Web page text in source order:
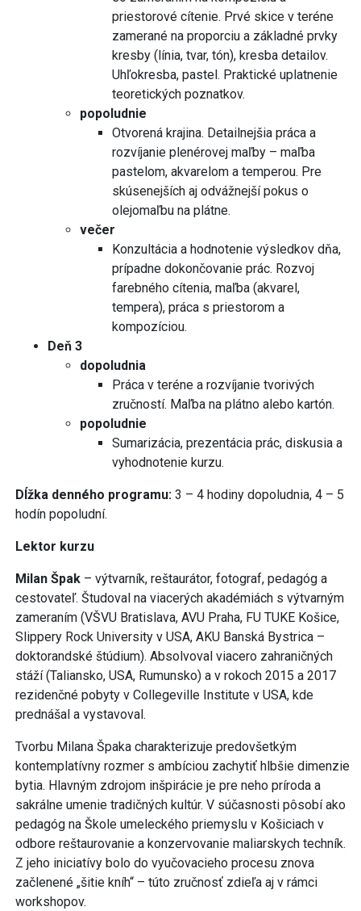
priestorové cítenie. Prvé skice v teréne
zamerané na proporciu a základné prvky
kresby (línia, tvar, tón), kresba detailov.
Uhľokresba, pastel. Praktické uplatnenie
teoretických poznatkov.
popoludnie
Otvorená krajina. Detailnejšia práca a
rozvíjanie plenérovej maľby – maľba
pastelom, akvarelom a temperou. Pre
skúsenejších aj odvážnejší pokus o
olejomaľbu na plátne.
večer
Konzultácia a hodnotenie výsledkov dňa,
prípadne dokončovanie prác. Rozvoj
farebného cítenia, maľba (akvarel,
tempera), práca s priestorom a
kompozíciou.
Deň 3
dopoludnia
Práca v teréne a rozvíjanie tvorivých
zručností. Maľba na plátno alebo kartón.
popoludnie
Sumarizácia, prezentácia prác, diskusia a
vyhodnotenie kurzu.
Dĺžka denného programu: 3 – 4 hodiny dopoludnia, 4 – 5
hodín popoludní.
Lektor kurzu
Milan Špak – výtvarník, reštaurátor, fotograf, pedagóg a
cestovateľ. Študoval na viacerých akadémiách s výtvarným
zameraním (VŠVU Bratislava, AVU Praha, FU TUKE Košice,
Slippery Rock University v USA, AKU Banská Bystrica –
doktorandské štúdium). Absolvoval viacero zahraničných
stáží (Taliansko, USA, Rumunsko) a v rokoch 2015 a 2017
rezidenčné pobyty v Collegeville Institute v USA, kde
prednášal a vystavoval.
Tvorbu Milana Špaka charakterizuje predovšetkým
kontemplatívny rozmer s ambíciou zachytiť hlbšie dimenzie
bytia. Hlavným zdrojom inšpirácie je pre neho príroda a
sakrálne umenie tradičných kultúr. V súčasnosti pôsobí ako
pedagóg na Škole umeleckého priemyslu v Košiciach v
odbore reštaurovanie a konzervovanie maliarskych techník.
Z jeho iniciatívy bolo do vyučovacieho procesu znova
začlenené „šitie kníh“ – túto zručnosť zdieľa aj v rámci
workshopov.